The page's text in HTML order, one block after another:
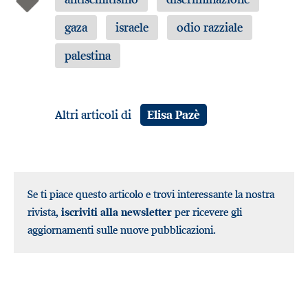
gaza
israele
odio razziale
palestina
Altri articoli di Elisa Pazè
Se ti piace questo articolo e trovi interessante la nostra
rivista, iscriviti alla newsletter per ricevere gli
aggiornamenti sulle nuove pubblicazioni.